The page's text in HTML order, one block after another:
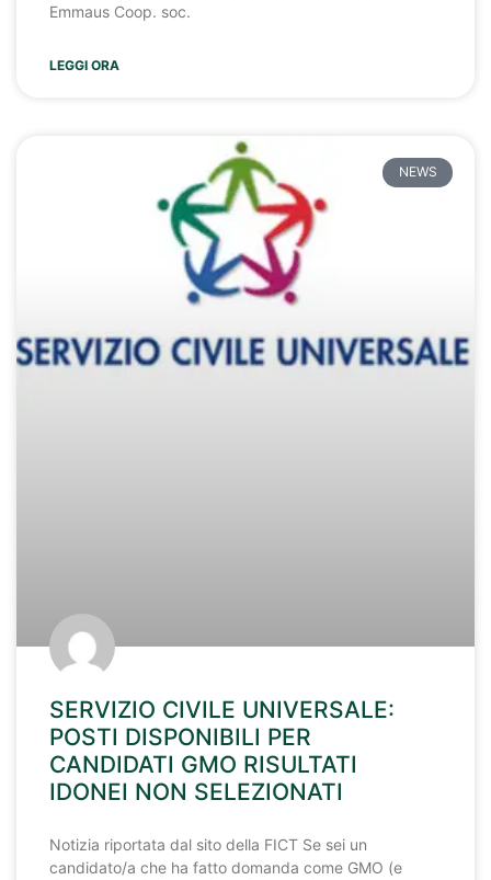
Emmaus Coop. soc.
LEGGI ORA
NEWS
SERVIZIO CIVILE UNIVERSALE:
POSTI DISPONIBILI PER
CANDIDATI GMO RISULTATI
IDONEI NON SELEZIONATI
Notizia riportata dal sito della FICT Se sei un
candidato/a che ha fatto domanda come GMO (e